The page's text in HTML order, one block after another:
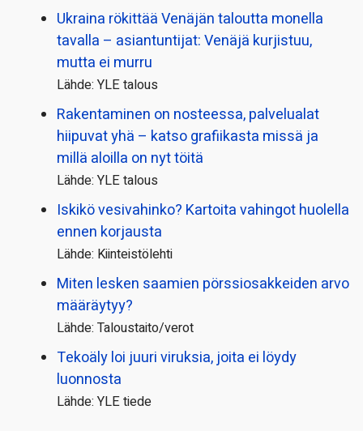
Ukraina rökittää Venäjän taloutta monella
tavalla – asiantuntijat: Venäjä kurjistuu,
mutta ei murru
Lähde: YLE talous
Rakentaminen on nosteessa, palvelualat
hiipuvat yhä – katso grafiikasta missä ja
millä aloilla on nyt töitä
Lähde: YLE talous
Iskikö vesivahinko? Kartoita vahingot huolella
ennen korjausta
Lähde: Kiinteistölehti
Miten lesken saamien pörssi­osakkeiden arvo
määräytyy?
Lähde: Taloustaito/verot
Tekoäly loi juuri viruksia, joita ei löydy
luonnosta
Lähde: YLE tiede